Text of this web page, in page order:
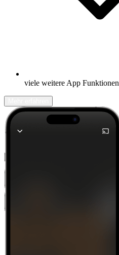
viele weitere App Funktionen